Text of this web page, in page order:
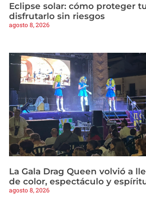
Eclipse solar: cómo proteger
disfrutarlo sin riesgos
agosto 8, 2026
La Gala Drag Queen volvió a
de color, espectáculo y
agosto 8, 2026